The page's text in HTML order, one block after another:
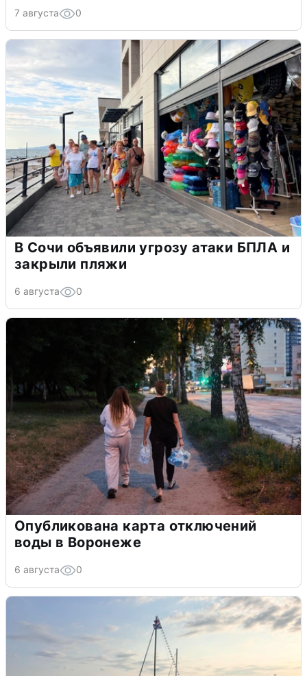
7 августа 0
В Сочи объявили угрозу атаки БПЛА и
закрыли пляжи
6 августа 0
Опубликована карта отключений
воды в Воронеже
6 августа 0